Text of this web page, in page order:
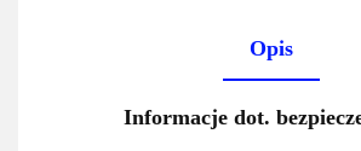
Opis
Informacje dot.